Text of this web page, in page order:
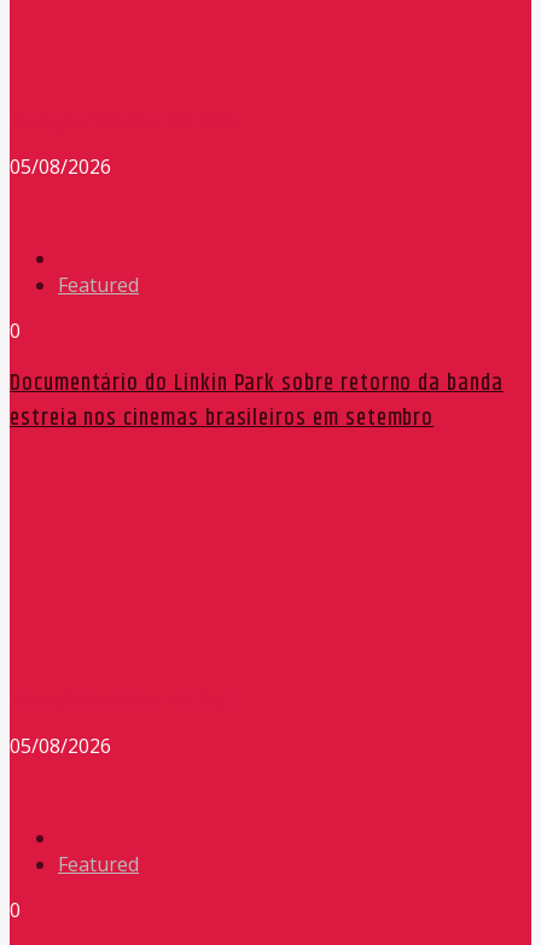
05/08/2026
Featured
0
Documentário do Linkin Park sobre retorno da banda
estreia nos cinemas brasileiros em setembro
05/08/2026
Featured
0